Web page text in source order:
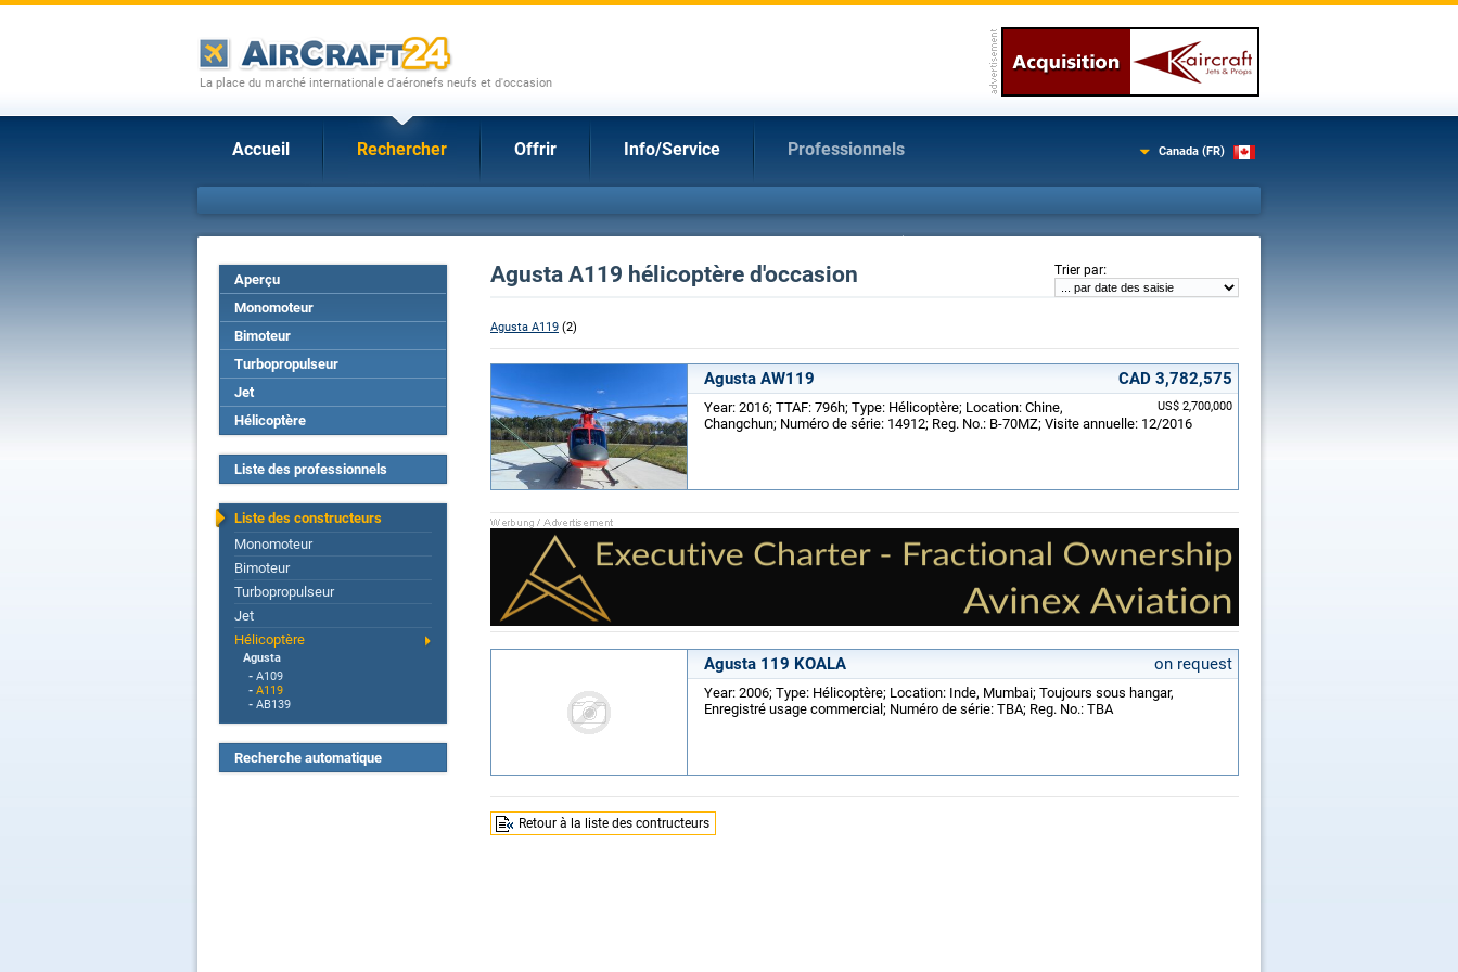
La place du marché internationale d'aéronefs neufs et d'occasion
Accueil Rechercher Offrir Info/Service Professionnels Canada (FR)
Aperçu
Monomoteur
Bimoteur
Turbopropulseur
Jet
Hélicoptère
Liste des professionnels
Liste des constructeurs
Monomoteur
Bimoteur
Turbopropulseur
Jet
Hélicoptère
Agusta
- A109
- A119
- AB139
Recherche automatique
Trier par:
Agusta A119 hélicoptère d'occasion
Agusta A119 (2)
Agusta AW119 CAD 3,782,575
US$ 2,700,000
Year: 2016; TTAF: 796h; Type: Hélicoptère; Location: Chine,
Changchun; Numéro de série: 14912; Reg. No.: B-70MZ; Visite annuelle: 12/2016
Agusta 119 KOALA on request
Year: 2006; Type: Hélicoptère; Location: Inde, Mumbai; Toujours sous hangar,
Enregistré usage commercial; Numéro de série: TBA; Reg. No.: TBA
Retour à la liste des contructeurs